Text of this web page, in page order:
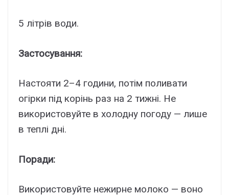
5 літрів води.
Застосування:
Настояти 2–4 години, потім поливати
огірки під корінь раз на 2 тижні. Не
використовуйте в холодну погоду — лише
в теплі дні.
Поради:
Використовуйте нежирне молоко — воно